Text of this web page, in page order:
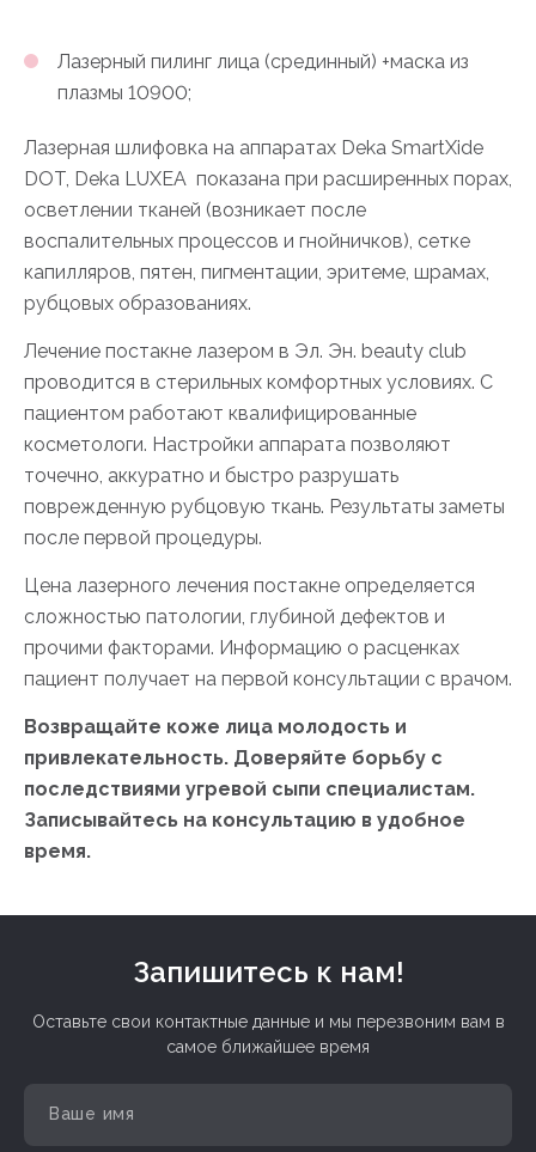
Лазерный пилинг лица (срединный) +маска из
плазмы 10900;
Лазерная шлифовка на аппаратах Deka SmartXide
DOT, Deka LUXEA показана при расширенных порах,
осветлении тканей (возникает после
воспалительных процессов и гнойничков), сетке
капилляров, пятен, пигментации, эритеме, шрамах,
рубцовых образованиях.
Лечение постакне лазером в Эл. Эн. beauty club
проводится в стерильных комфортных условиях. С
пациентом работают квалифицированные
косметологи. Настройки аппарата позволяют
точечно, аккуратно и быстро разрушать
поврежденную рубцовую ткань. Результаты заметы
после первой процедуры.
Цена лазерного лечения постакне определяется
сложностью патологии, глубиной дефектов и
прочими факторами. Информацию о расценках
пациент получает на первой консультации с врачом.
Возвращайте коже лица молодость и
привлекательность. Доверяйте борьбу с
последствиями угревой сыпи специалистам.
Записывайтесь на консультацию в удобное
время.
Запишитесь к нам!
Оставьте свои контактные данные и мы перезвоним вам в
самое ближайшее время